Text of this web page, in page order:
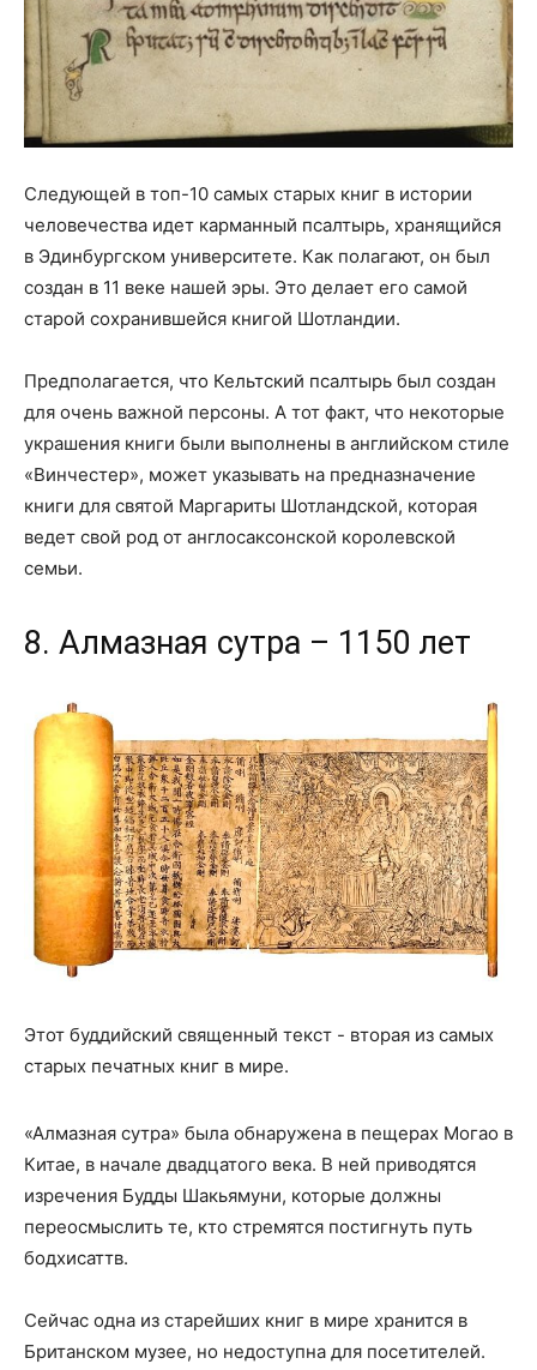
Следующей в топ-10 самых старых книг в истории
человечества идет карманный псалтырь, хранящийся
в Эдинбургском университете. Как полагают, он был
создан в 11 веке нашей эры. Это делает его самой
старой сохранившейся книгой Шотландии.
Предполагается, что Кельтский псалтырь был создан
для очень важной персоны. А тот факт, что некоторые
украшения книги были выполнены в английском стиле
«Винчестер», может указывать на предназначение
книги для святой Маргариты Шотландской, которая
ведет свой род от англосаксонской королевской
семьи.
8. Алмазная сутра – 1150 лет
Этот буддийский священный текст - вторая из самых
старых печатных книг в мире.
«Алмазная сутра» была обнаружена в пещерах Могао в
Китае, в начале двадцатого века. В ней приводятся
изречения Будды Шакьямуни, которые должны
переосмыслить те, кто стремятся постигнуть путь
бодхисаттв.
Сейчас одна из старейших книг в мире хранится в
Британском музее, но недоступна для посетителей.